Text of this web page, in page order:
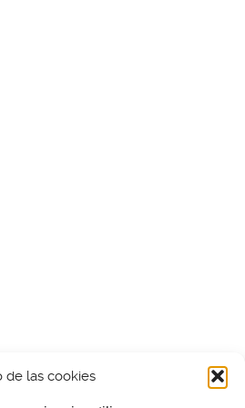
de las cookies